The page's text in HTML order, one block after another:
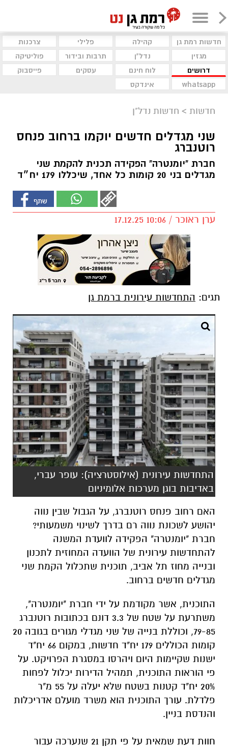
חדשות רמת גן קהילה פלילי
צרכנות
מגזין
נדל"ן תרבות ובידור
פוליטיקה
דרושים
לוח חינם עסקים
פייסבוק
whatsapp
אינדקס
חדשות > חדשות נדל"ן
שני מגדלים חדשים יוקמו ברחוב פנחס
רוטנברג
חברת "יומנטרה" הפקידה תכנית להקמת שני
מגדלים בני 20 קומות כל אחד, שיכללו 179 יח״ד
ערן ראוכר / 10:06 17.12.25
תגים: התחדשות עירונית ברמת גן
התחדשות עירונית (אילוסטרציה): עופר עברי,
באדיבות בוגן מערכות אלומיניום
האם רחוב פנחס רוטנברג, על הגבול שבין נווה
יהושע לשכונת נווה רם בדרך לשינוי משמעותי?
חברת "יומנטרה" הפקידה לוועדת המשנה
להתחדשות עירונית של הוועדה המחוזית לתכנון
ובנייה מחוז תל אביב, תוכנית שתכלול הקמת שני
מגדלים חדשים ברחוב.
התוכנית, אשר מקודמת על ידי חברת "יומנטרה",
משתרעת על שטח של 3.3 דונם בכתובות רוטנברג
79-85, וכוללת בנייה של שני מגדלי מגורים בגובה 20
קומות הכוללים 179 יח"ד חדשות, במקום 66 יח"ד
ישנות שקיימות היום ויהרסו במסגרת הפרויקט. על
פי הוראות התוכנית, תמהיל הדירות יכלול לפחות
20% יח"ד קטנות בשטח שלא יעלה על 55 מ"ר
פלדלת. עורך התוכנית הוא משרד מועלם אדריכלות
והנדסת בניין.
חוות דעת שמאית על פי תקן 21 שנערכה עבור